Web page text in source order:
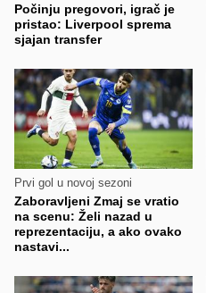
Počinju pregovori, igrač je
pristao: Liverpool sprema
sjajan transfer
Prvi gol u novoj sezoni
Zaboravljeni Zmaj se vratio
na scenu: Želi nazad u
reprezentaciju, a ako ovako
nastavi...